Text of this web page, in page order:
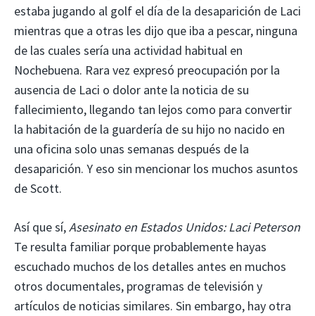
estaba jugando al golf el día de la desaparición de Laci
mientras que a otras les dijo que iba a pescar, ninguna
de las cuales sería una actividad habitual en
Nochebuena. Rara vez expresó preocupación por la
ausencia de Laci o dolor ante la noticia de su
fallecimiento, llegando tan lejos como para convertir
la habitación de la guardería de su hijo no nacido en
una oficina solo unas semanas después de la
desaparición. Y eso sin mencionar los muchos asuntos
de Scott.
Así que sí,Asesinato en Estados Unidos: Laci Peterson
Te resulta familiar porque probablemente hayas
escuchado muchos de los detalles antes en muchos
otros documentales, programas de televisión y
artículos de noticias similares. Sin embargo, hay otra